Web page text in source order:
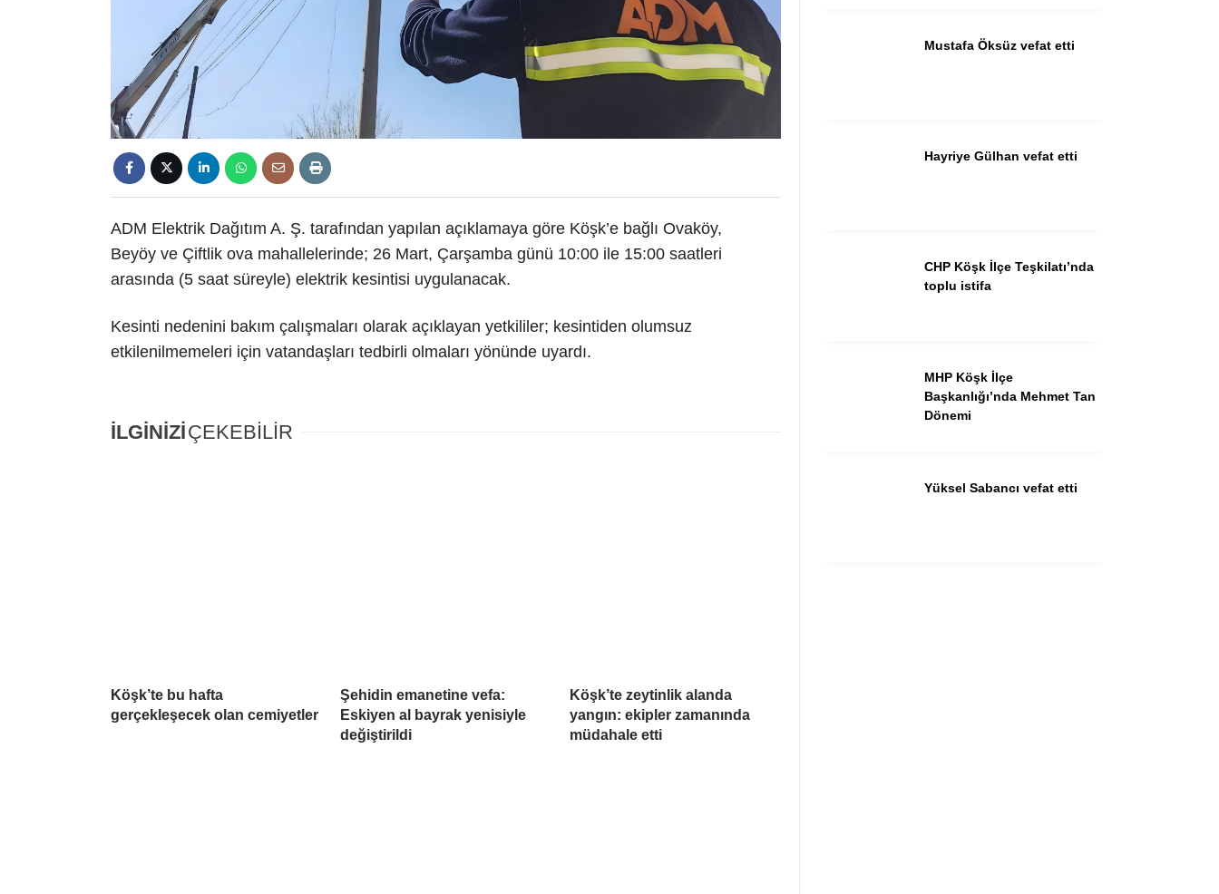
ADM Elektrik Dağıtım A. Ş. tarafından yapılan açıklamaya göre Köşk’e bağlı Ovaköy,
Beyöy ve Çiftlik ova mahallelerinde; 26 Mart, Çarşamba günü 10:00 ile 15:00 saatleri
arasında (5 saat süreyle) elektrik kesintisi uygulanacak.
Kesinti nedenini bakım çalışmaları olarak açıklayan yetkililer; kesintiden olumsuz
etkilenilmemeleri için vatandaşları tedbirli olmaları yönünde uyardı.
İLGİNİZİÇEKEBİLİR
Köşk’te bu hafta
gerçekleşecek olan cemiyetler
Şehidin emanetine vefa:
Eskiyen al bayrak yenisiyle
değiştirildi
Köşk’te zeytinlik alanda
yangın: ekipler zamanında
müdahale etti
Mustafa Öksüz vefat etti
Hayriye Gülhan vefat etti
CHP Köşk İlçe Teşkilatı’nda
toplu istifa
MHP Köşk İlçe
Başkanlığı’nda Mehmet Tan
Dönemi
Yüksel Sabancı vefat etti